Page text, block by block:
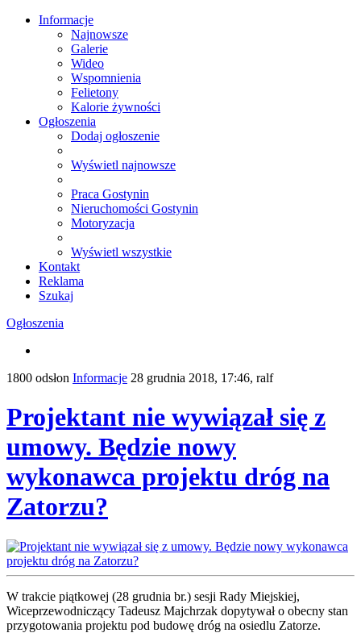
Informacje
Najnowsze
Galerie
Wideo
Wspomnienia
Felietony
Kalorie żywności
Ogłoszenia
Dodaj ogłoszenie
Wyświetl najnowsze
Praca Gostynin
Nieruchomości Gostynin
Motoryzacja
Wyświetl wszystkie
Kontakt
Reklama
Szukaj
Ogłoszenia
1800 odsłon Informacje 28 grudnia 2018, 17:46, ralf
Projektant nie wywiązał się z
umowy. Będzie nowy
wykonawca projektu dróg na
Zatorzu?
W trakcie piątkowej (28 grudnia br.) sesji Rady Miejskiej,
Wiceprzewodniczący Tadeusz Majchrzak dopytywał o obecny stan
przygotowania projektu pod budowę dróg na osiedlu Zatorze.